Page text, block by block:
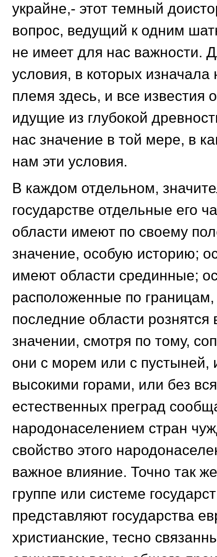
украйне,- этот темный
вопрос, ведущий к одним
не имеет для нас важности.
условия, в которых изначала
племя здесь, и все известия
идущие из глубокой
нас значение в той мере, в
нам эти условия.
В каждом отдельном,
государстве отдельные его
области имеют по своему
значение, особую историю;
имеют области срединные;
расположенные по границам,
последние области рознятся
значении, смотря по тому,
они с морем или с пустыней,
высокими горами, или без
естественных преград
народонаселением стран
свойство этого
важное влияние. Точно так
группе или системе
представляют государства
христианские, тесно